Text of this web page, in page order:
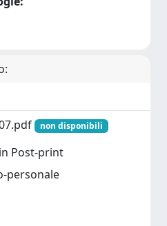
non disponibili
Post-print
personale